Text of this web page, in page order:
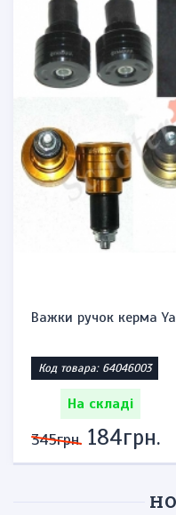
Важки ручок керма
Код товара: 64046003
На складі
345грн. 184грн.